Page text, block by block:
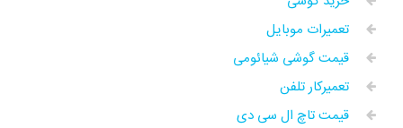
تعمیرات موبایل
قیمت گوشی شیائومی
تعمیرکار تلفن
قیمت تاچ ال سی دی